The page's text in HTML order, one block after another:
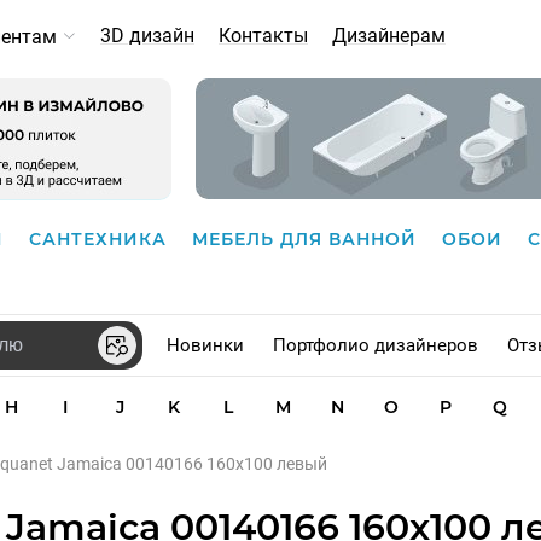
3D дизайн Контакты Дизайнерам
САНТЕХНИКА МЕБЕЛЬ ДЛЯ ВАННОЙ ОБОИ
Новинки Портфолио дизайнеров
H I J K L M N O P Q
Jamaica 00140166 160x100 левый
00140166 160x100